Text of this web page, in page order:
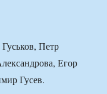
Петр
Егор
Гусев.